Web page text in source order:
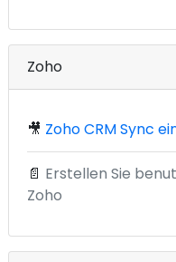
Zoho
🎥 Zoho CRM Sync
📄 Erstellen Sie
Zoho